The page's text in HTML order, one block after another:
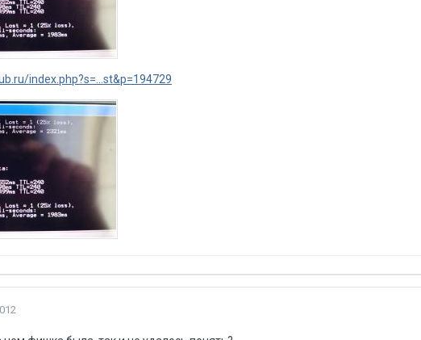
index.php?s=...st&p=194729